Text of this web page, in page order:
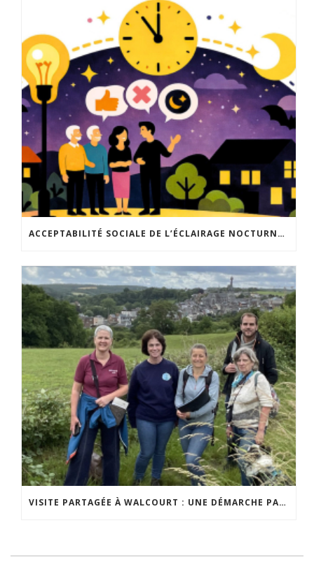
ACCEPTABILITÉ SOCIALE DE L’ÉCLAIRAGE NOCTURNE : LE REPLAY EST DISPONIBLE
VISITE PARTAGÉE À WALCOURT : UNE DÉMARCHE PARTICIPATIVE ANIMÉE PAR ESPACE ENVIRONNEMENT